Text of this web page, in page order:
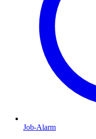
Job-Alarm